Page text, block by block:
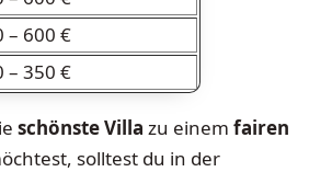
– 600 €
– 350 €
schönste Villa zu einem fairen
solltest du in der